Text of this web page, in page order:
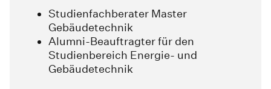
Studienfachberater Master
Gebäudetechnik
Alumni-Beauftragter für den
Studienbereich Energie- und
Gebäudetechnik